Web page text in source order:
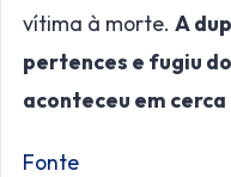
vítima à morte. A
pertences e fugiu
aconteceu em cerca
Fonte